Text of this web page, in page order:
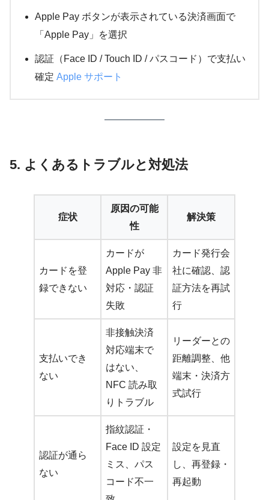
Apple Pay ボタンが表示されている決済画面で
「Apple Pay」を選択
認証（Face ID / Touch ID / パスコード）で支払い
確定 Apple サポート
5. よくあるトラブルと対処法
症状
原因の可能
性
解決策
カードを登
録できない
カードが
Apple Pay 非
対応・認証
失敗
カード発行会
社に確認、認
証方法を再試
行
支払いでき
ない
非接触決済
対応端末で
はない、
NFC 読み取
りトラブル
リーダーとの
距離調整、他
端末・決済方
式試行
認証が通ら
ない
指紋認証・
Face ID 設定
ミス、パス
コード不一
設定を見直
し、再登録・
再起動